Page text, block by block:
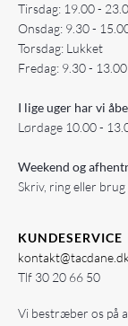
Tirsdag: 19.00 -
Onsdag: 9.30 -
Torsdag: Lukket
Fredag: 9.30 -
I lige uger har vi
Lørdage 10.00 -
Weekend og
Skriv, ring eller
KUNDESERVICE
kontakt@tacdane.dk
Tlf 30 20 66 50
Vi bestræber os på